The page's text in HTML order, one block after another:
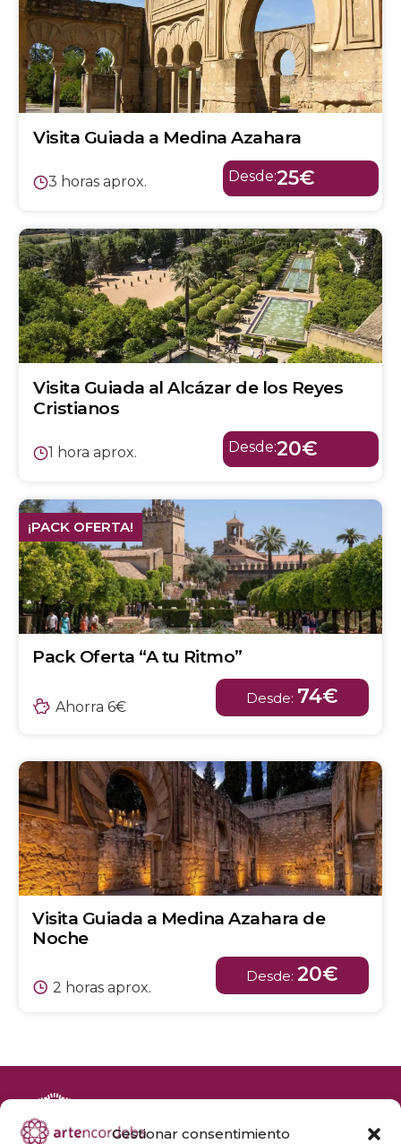
Gestionar consentimiento
Visita Guiada a Medina Azahara
3 horas aprox. Desde:25€
Visita Guiada al Alcázar de los Reyes
Cristianos
1 hora aprox. Desde:20€
¡PACK OFERTA!
Pack Oferta “A tu Ritmo”
Ahorra 6€
Desde: 74€
Visita Guiada a Medina Azahara de
Noche
2 horas aprox.
Desde: 20€